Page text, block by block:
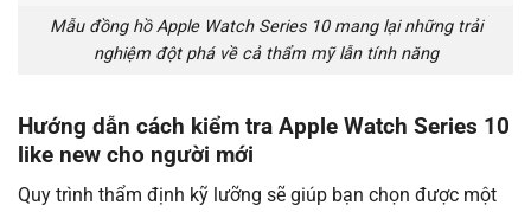
Mẫu đồng hồ Apple Watch Series 10 mang lại những trải
nghiệm đột phá về cả thẩm mỹ lẫn tính năng
Hướng dẫn cách kiểm tra Apple Watch Series 10
like new cho người mới
Quy trình thẩm định kỹ lưỡng sẽ giúp bạn chọn được một